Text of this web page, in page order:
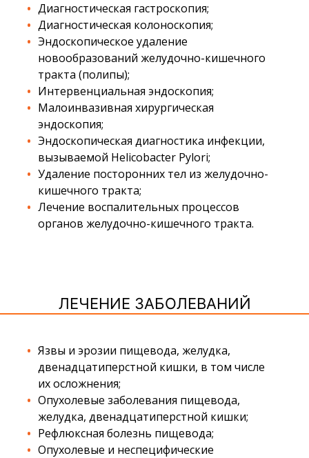
Диагностическая гастроскопия;
Диагностическая колоноскопия;
Эндоскопическое удаление
новообразований желудочно-кишечного
тракта (полипы);
Интервенциальная эндоскопия;
Малоинвазивная хирургическая
эндоскопия;
Эндоскопическая диагностика инфекции,
вызываемой Helicobacter Pylori;
Удаление посторонних тел из желудочно-
кишечного тракта;
Лечение воспалительных процессов
органов желудочно-кишечного тракта.
ЛЕЧЕНИЕ ЗАБОЛЕВАНИЙ
Язвы и эрозии пищевода, желудка,
двенадцатиперстной кишки, в том числе
их осложнения;
Опухолевые заболевания пищевода,
желудка, двенадцатиперстной кишки;
Рефлюксная болезнь пищевода;
Опухолевые и неспецифические